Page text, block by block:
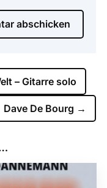
abschicken
– Gitarre solo
Dave De Bourg →